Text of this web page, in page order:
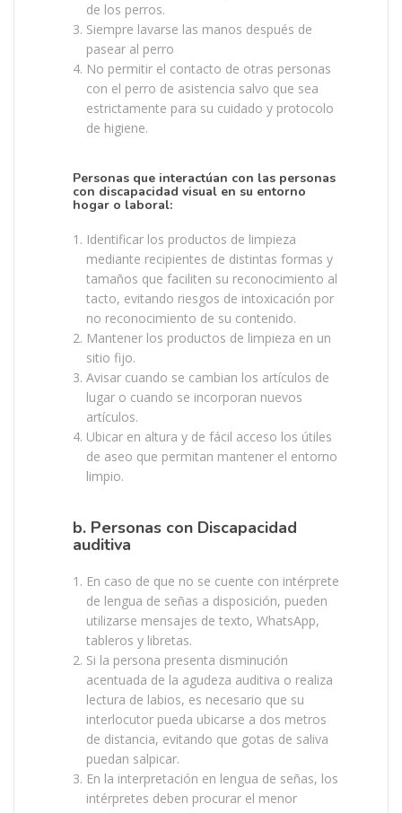
de los perros.
Siempre lavarse las manos después de
pasear al perro
No permitir el contacto de otras personas
con el perro de asistencia salvo que sea
estrictamente para su cuidado y protocolo
de higiene.
Personas que interactúan con las personas
con discapacidad visual en su entorno
hogar o laboral:
Identificar los productos de limpieza
mediante recipientes de distintas formas y
tamaños que faciliten su reconocimiento al
tacto, evitando riesgos de intoxicación por
no reconocimiento de su contenido.
Mantener los productos de limpieza en un
sitio fijo.
Avisar cuando se cambian los artículos de
lugar o cuando se incorporan nuevos
artículos.
Ubicar en altura y de fácil acceso los útiles
de aseo que permitan mantener el entorno
limpio.
b. Personas con Discapacidad
auditiva
En caso de que no se cuente con intérprete
de lengua de señas a disposición, pueden
utilizarse mensajes de texto, WhatsApp,
tableros y libretas.
Si la persona presenta disminución
acentuada de la agudeza auditiva o realiza
lectura de labios, es necesario que su
interlocutor pueda ubicarse a dos metros
de distancia, evitando que gotas de saliva
puedan salpicar.
En la interpretación en lengua de señas, los
intérpretes deben procurar el menor